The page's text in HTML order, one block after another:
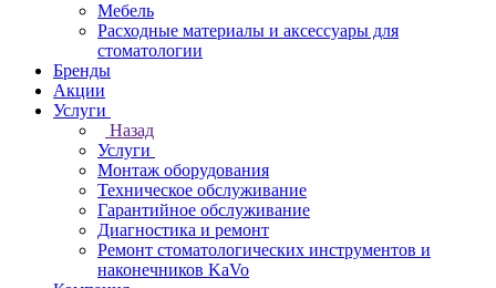
Мебель
Расходные материалы и аксессуары для
стоматологии
Бренды
Акции
Услуги
Назад
Услуги
Монтаж оборудования
Техническое обслуживание
Гарантийное обслуживание
Диагностика и ремонт
Ремонт стоматологических инструментов и
наконечников KaVo